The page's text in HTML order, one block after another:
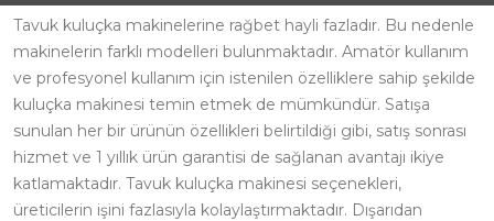
Tavuk kuluçka makinelerine rağbet hayli fazladır. Bu nedenle
makinelerin farklı modelleri bulunmaktadır. Amatör kullanım
ve profesyonel kullanım için istenilen özelliklere sahip şekilde
kuluçka makinesi temin etmek de mümkündür. Satışa
sunulan her bir ürünün özellikleri belirtildiği gibi, satış sonrası
hizmet ve 1 yıllık ürün garantisi de sağlanan avantajı ikiye
katlamaktadır. Tavuk kuluçka makinesi seçenekleri,
üreticilerin işini fazlasıyla kolaylaştırmaktadır. Dışarıdan